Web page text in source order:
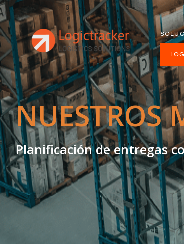
NUESTROS
Planificación de entregas